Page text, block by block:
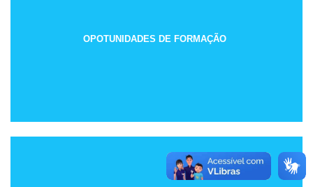
OPOTUNIDADES DE FORMAÇÃO